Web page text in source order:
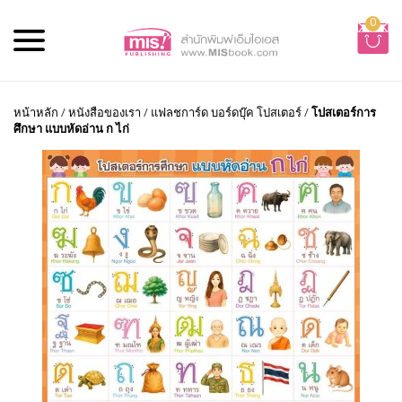
0
หน้าหลัก /หนังสือของเรา / แฟลชการ์ด บอร์ดบุ๊ค โปสเตอร์/โปสเตอร์การ
ศึกษา แบบหัดอ่าน ก ไก่